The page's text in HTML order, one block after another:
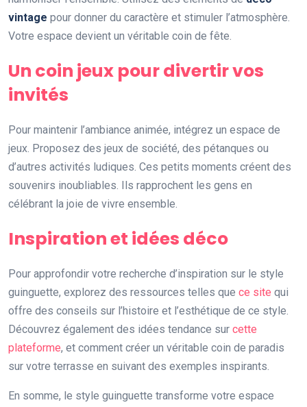
vintage pour donner du caractère et stimuler l’atmosphère.
Votre espace devient un véritable coin de fête.
Un coin jeux pour divertir vos
invités
Pour maintenir l’ambiance animée, intégrez un espace de
jeux. Proposez des jeux de société, des pétanques ou
d’autres activités ludiques. Ces petits moments créent des
souvenirs inoubliables. Ils rapprochent les gens en
célébrant la joie de vivre ensemble.
Inspiration et idées déco
Pour approfondir votre recherche d’inspiration sur le style
guinguette, explorez des ressources telles que ce site qui
offre des conseils sur l’histoire et l’esthétique de ce style.
Découvrez également des idées tendance sur cette
plateforme, et comment créer un véritable coin de paradis
sur votre terrasse en suivant des exemples inspirants.
En somme, le style guinguette transforme votre espace